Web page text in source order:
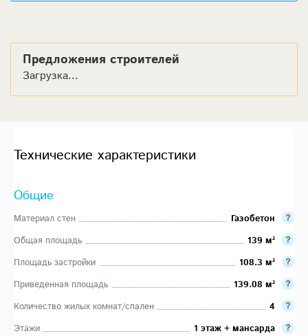
Предложения строителей
Загрузка...
Технические характеристики
Общие
Материал стен
Газобетон
Общая площадь
139 м²
Площадь застройки
108.3 м²
Приведенная площадь
139.08 м²
Количество жилых комнат/спален
4
Этажи
1 этаж + мансарда